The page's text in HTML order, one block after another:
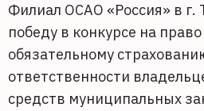
Филиал ОСАО «Россия» в г.
победу в конкурсе на
обязательному
ответственности
средств муниципальных